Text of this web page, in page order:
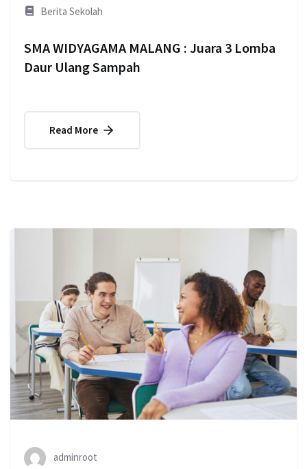
Berita Sekolah
SMA WIDYAGAMA MALANG : Juara 3 Lomba
Daur Ulang Sampah
Read More
adminroot